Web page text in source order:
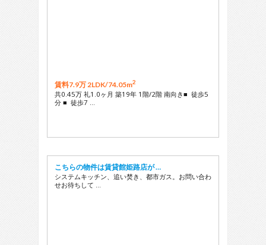
賃料7.9万 2LDK/74.05m2
共0.45万 礼1.0ヶ月 築19年 1階/2階 南向き■ 徒歩5
分 ■ 徒歩7 …
こちらの物件は賃貸館姫路店が …
システムキッチン、追い焚き、都市ガス。お問い合わ
せお待ちして …